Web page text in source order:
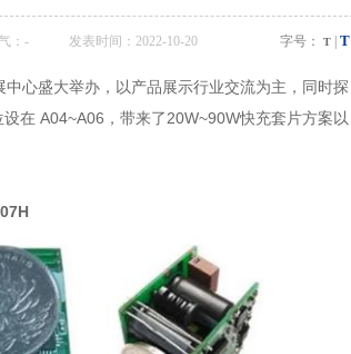
字号： T T
： - 发表时间：2022-10-20
盛大举办，以产品展示行业交流为主，同时探
在 A04~A06，带来了20W~90W快充套片方案以